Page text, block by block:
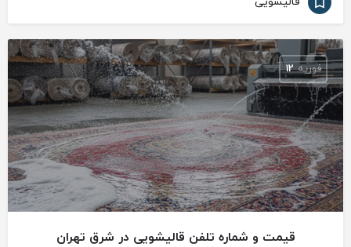
فوریه 12
قیمت و شماره تلفن قالیشویی در شرق تهران